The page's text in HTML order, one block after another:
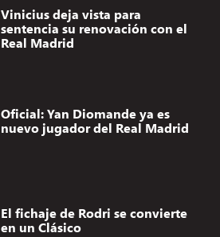
Vinicius deja vista para
sentencia su renovación con el
Real Madrid
Oficial: Yan Diomande ya es
nuevo jugador del Real Madrid
El fichaje de Rodri se convierte
en un Clásico